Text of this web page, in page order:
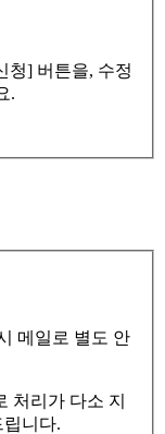
청] 버튼을, 수정
.
메일로 별도 안
처리가 다소 지
니다.